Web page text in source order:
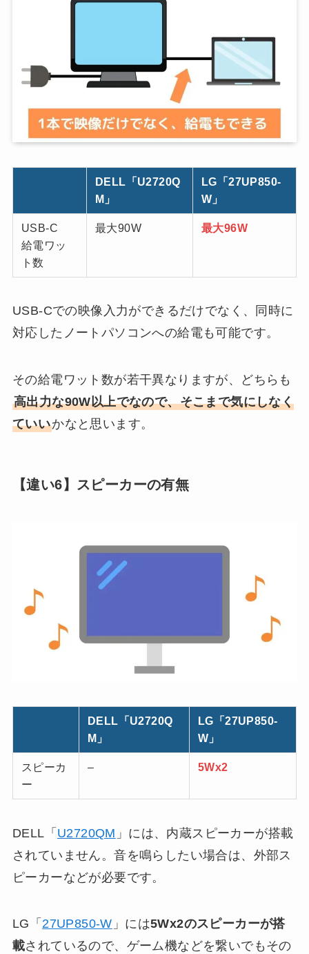
DELL「U2720Q
M」
LG「27UP850-
W」
USB-C
給電ワッ
ト数
最大90W 最大96W
USB-Cでの映像入力ができるだけでなく、同時に
対応したノートパソコンへの給電も可能です。
その給電ワット数が若干異なりますが、どちらも
高出力な90W以上でなので、そこまで気にしなく
ていいかなと思います。
【違い6】スピーカーの有無
DELL「U2720Q
M」
LG「27UP850-
W」
スピーカ
ー
– 5Wx2
DELL「 U2720QM 」には、内蔵スピーカーが搭載
されていません。音を鳴らしたい場合は、外部ス
ピーカーなどが必要です。
LG「 27UP850-W 」には5Wx2のスピーカーが搭
載されているので、ゲーム機などを繋いでもその